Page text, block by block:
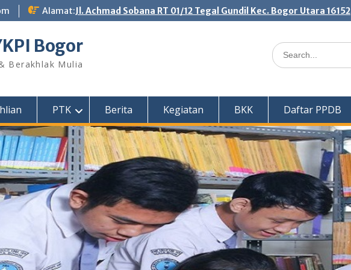
Alamat:Jl. Achmad Sobana RT 01/12 Tegal Gundil Kec. Bogor Utara 16152
Bogor
Berakhlak Mulia
Search
for:
PTK Berita Kegiatan BKK Daftar PPDB